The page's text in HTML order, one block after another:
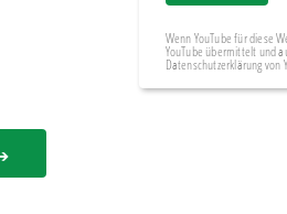
Wenn YouTube für diese
YouTube übermittelt und
Datenschutzerklärung von